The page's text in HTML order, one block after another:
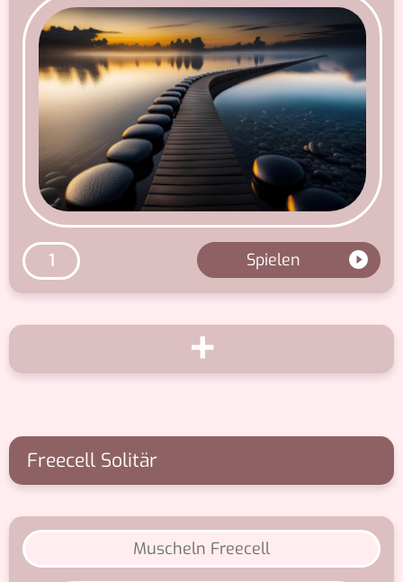
1 Spielen
+
Freecell Solitär
Muscheln Freecell